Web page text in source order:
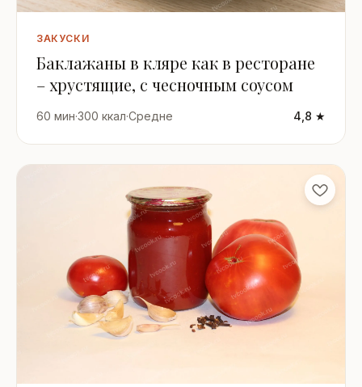
ЗАКУСКИ
Баклажаны в кляре как в ресторане
– хрустящие, с чесночным соусом
60 мин·300 ккал·Средне 4,8 ★